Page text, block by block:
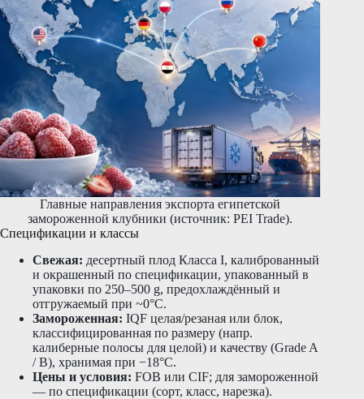
Главные направления экспорта египетской
замороженной клубники (источник: PEI Trade).
Спецификации и классы
Свежая: десертный плод Класса I, калиброванный
и окрашенный по спецификации, упакованный в
упаковки по 250–500 g, предохлаждённый и
отгружаемый при ~0°C.
Замороженная: IQF целая/резаная или блок,
классифицированная по размеру (напр.
калиберные полосы для целой) и качеству (Grade A
/ B), хранимая при −18°C.
Цены и условия: FOB или CIF; для замороженной
— по спецификации (сорт, класс, нарезка).